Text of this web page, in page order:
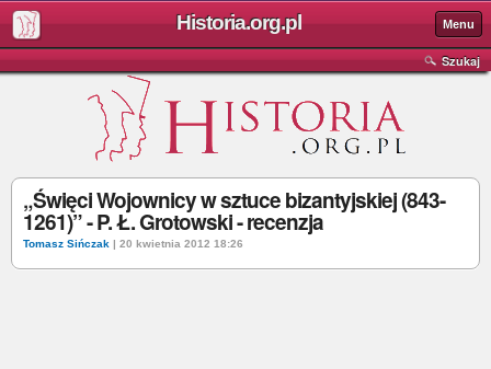
Historia.org.pl Menu
Szukaj
„Święci Wojownicy w sztuce bizantyjskiej (843-
1261)” - P. Ł. Grotowski - recenzja
Tomasz Sińczak | 20 kwietnia 2012 18:26